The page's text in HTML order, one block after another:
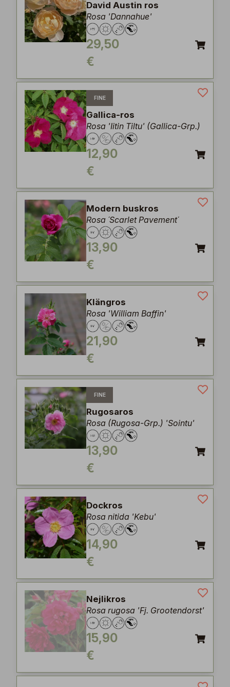
David Austin ros
Rosa 'Dannahue'
29,50
€
FINE
Gallica-ros
Rosa 'Iitin Tiltu' (Gallica-Grp.)
12,90
€
Modern buskros
Rosa ´Scarlet Pavement´
13,90
€
Klängros
Rosa 'William Baffin'
21,90
€
FINE
Rugosaros
Rosa (Rugosa-Grp.) 'Sointu'
13,90
€
Dockros
Rosa nitida 'Kebu'
14,90
€
Nejlikros
Rosa rugosa 'Fj. Grootendorst'
15,90
€